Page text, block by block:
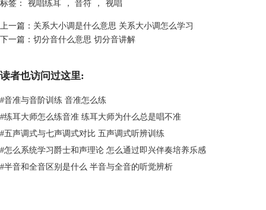
七和弦就是不协和和弦。值得注意的是，所有七和弦都属于不协和和弦，
标签： 视唱练耳 ， 音符 ， 视唱
上一篇： 关系大小调是什么意思 关系大小调怎么学习
下一篇： 切分音什么意思 切分音讲解
读者也访问过这里:
#音准与音阶训练 音准怎么练
#练耳大师怎么练音准 练耳大师为什么总是唱不准
#五声调式与七声调式对比 五声调式听辨训练
#怎么系统学习爵士和声理论 怎么通过即兴伴奏培养乐感
#半音和全音区别是什么 半音与全音的听觉辨析